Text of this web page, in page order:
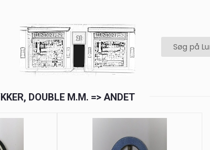
DOUBLE M.M. => ANDET